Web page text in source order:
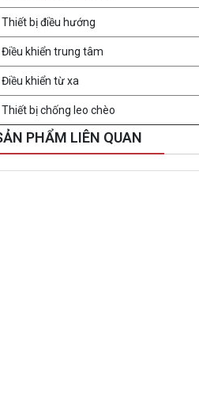
Thiết bị điều hướng
Điều khiển trung tâm
Điều khiển từ xa
Thiết bị chống leo chèo
PHẨM LIÊN QUAN